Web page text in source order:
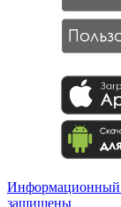
Информационный
защищены